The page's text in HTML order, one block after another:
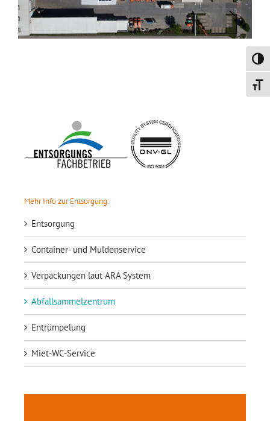
Mehr Info zur Entsorgung:
Entsorgung
Container- und Muldenservice
Verpackungen laut ARA System
Abfallsammelzentrum
Entrümpelung
Miet-WC-Service